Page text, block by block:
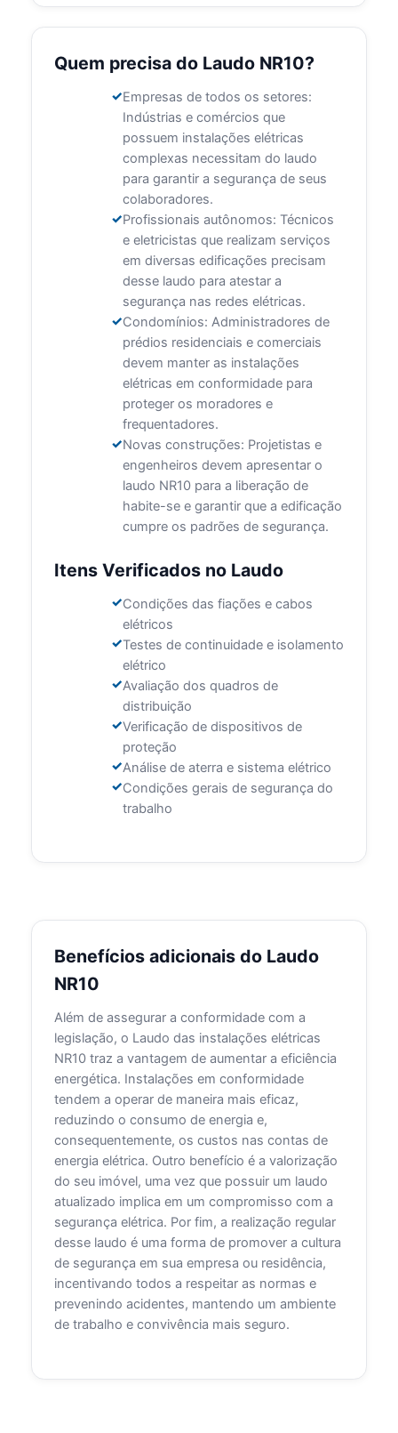
Quem precisa do Laudo NR10?
Empresas de todos os setores:
Indústrias e comércios que
possuem instalações elétricas
complexas necessitam do laudo
para garantir a segurança de seus
colaboradores.
Profissionais autônomos: Técnicos
e eletricistas que realizam serviços
em diversas edificações precisam
desse laudo para atestar a
segurança nas redes elétricas.
Condomínios: Administradores de
prédios residenciais e comerciais
devem manter as instalações
elétricas em conformidade para
proteger os moradores e
frequentadores.
Novas construções: Projetistas e
engenheiros devem apresentar o
laudo NR10 para a liberação de
habite-se e garantir que a edificação
cumpre os padrões de segurança.
Itens Verificados no Laudo
Condições das fiações e cabos
elétricos
Testes de continuidade e isolamento
elétrico
Avaliação dos quadros de
distribuição
Verificação de dispositivos de
proteção
Análise de aterra e sistema elétrico
Condições gerais de segurança do
trabalho
Benefícios adicionais do Laudo
NR10
Além de assegurar a conformidade com a
legislação, o Laudo das instalações elétricas
NR10 traz a vantagem de aumentar a eficiência
energética. Instalações em conformidade
tendem a operar de maneira mais eficaz,
reduzindo o consumo de energia e,
consequentemente, os custos nas contas de
energia elétrica. Outro benefício é a valorização
do seu imóvel, uma vez que possuir um laudo
atualizado implica em um compromisso com a
segurança elétrica. Por fim, a realização regular
desse laudo é uma forma de promover a cultura
de segurança em sua empresa ou residência,
incentivando todos a respeitar as normas e
prevenindo acidentes, mantendo um ambiente
de trabalho e convivência mais seguro.